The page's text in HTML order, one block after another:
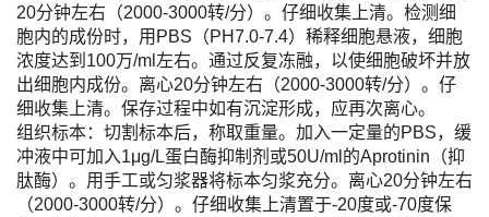
20分钟左右（2000-3000转/分）。仔细收集上清。检测细
胞内的成份时，用PBS（PH7.0-7.4）稀释细胞悬液，细胞
浓度达到100万/ml左右。通过反复冻融，以使细胞破坏并放
出细胞内成份。离心20分钟左右（2000-3000转/分）。仔
细收集上清。保存过程中如有沉淀形成，应再次离心。
组织标本：切割标本后，称取重量。加入一定量的PBS，缓
冲液中可加入1μg/L蛋白酶抑制剂或50U/ml的Aprotinin（抑
肽酶）。用手工或匀浆器将标本匀浆充分。离心20分钟左右
（2000-3000转/分）。仔细收集上清置于-20度或-70度保